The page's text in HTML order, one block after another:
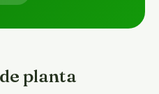
planta